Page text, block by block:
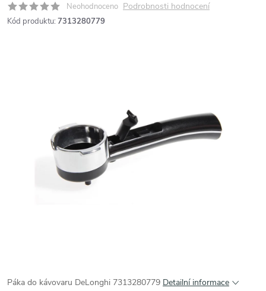
Neohodnoceno Podrobnosti hodnocení
Kód produktu: 7313280779
Páka do kávovaru DeLonghi 7313280779 Detailní informace